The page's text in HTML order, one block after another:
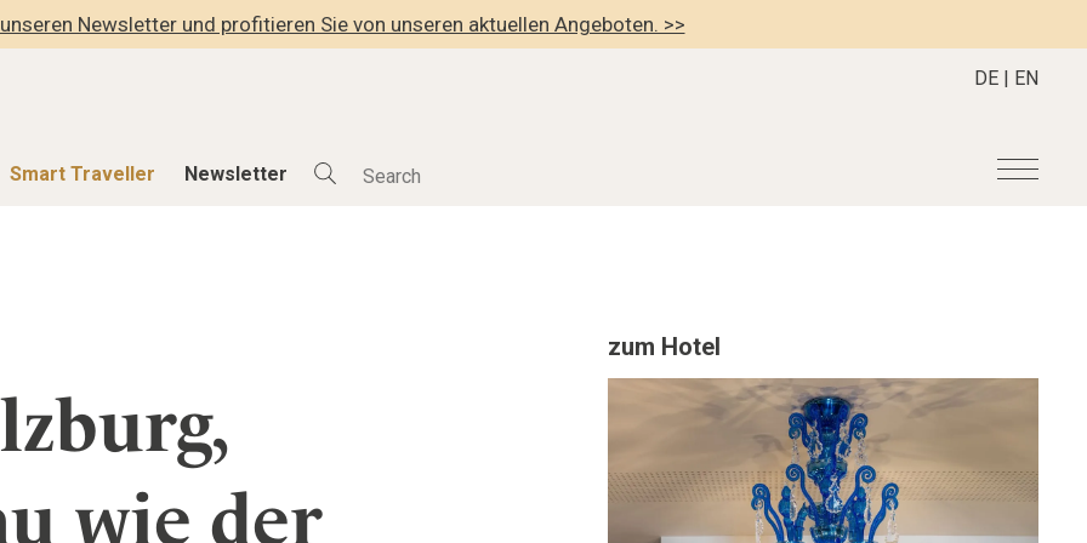
Newsletter und profitieren Sie von unseren aktuellen Angeboten. >>
Smart Traveller Newsletter
DE | EN
Gutschein/Voucher
Register your Hotel
Career
wie der
zum Hotel